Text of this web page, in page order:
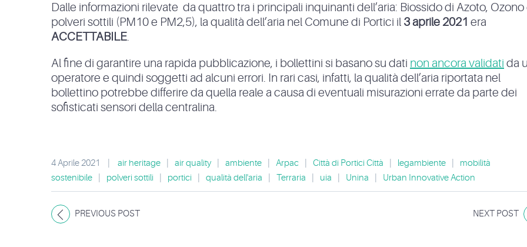
Dalle informazioni rilevate da quattro tra i principali inquinanti dell’aria: Biossido di Azoto, Ozono
polveri sottili (PM10 e PM2,5), la qualità dell’aria nel Comune di Portici il 3 aprile 2021 era
ACCETTABILE.
Al fine di garantire una rapida pubblicazione, i bollettini si basano su dati non ancora validati da
operatore e quindi soggetti ad alcuni errori. In rari casi, infatti, la qualità dell’aria riportata nel
bollettino potrebbe differire da quella reale a causa di eventuali misurazioni errate da parte dei
sofisticati sensori della centralina.
4 Aprile 2021 air heritage air quality ambiente Arpac Città di Portici Città legambiente
mobilità
sostenibile
polveri sottili portici qualità dell'aria Terraria uia Unina Urban Innovative Action
PREVIOUS POST NEXT POST